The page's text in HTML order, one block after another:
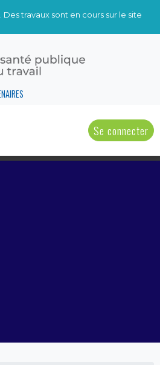
travaux sont en cours sur le site
Se connecter